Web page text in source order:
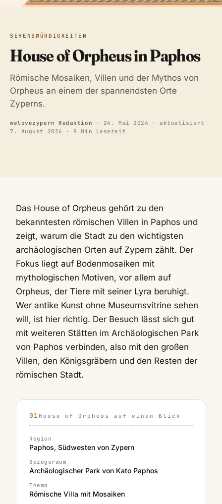
SEHENSWÜRDIGKEITEN
House of Orpheus in Paphos
Römische Mosaiken, Villen und der Mythos von
Orpheus an einem der spannendsten Orte
Zyperns.
welovezypern Redaktion · 24. Mai 2024 · aktualisiert
7. August 2026
· 9 Min Lesezeit
Das House of Orpheus gehört zu den
bekanntesten römischen Villen in Paphos und
zeigt, warum die Stadt zu den wichtigsten
archäologischen Orten auf Zypern zählt. Der
Fokus liegt auf Bodenmosaiken mit
mythologischen Motiven, vor allem auf
Orpheus, der Tiere mit seiner Lyra beruhigt.
Wer antike Kunst ohne Museumsvitrine sehen
will, ist hier richtig. Der Besuch lässt sich gut
mit weiteren Stätten im Archäologischen Park
von Paphos verbinden, also mit den großen
Villen, den Königsgräbern und den Resten der
römischen Stadt.
House of Orpheus auf einen Blick
Region
Paphos, Südwesten von Zypern
Bezugsraum
Archäologischer Park von Kato Paphos
Thema
Römische Villa mit Mosaiken